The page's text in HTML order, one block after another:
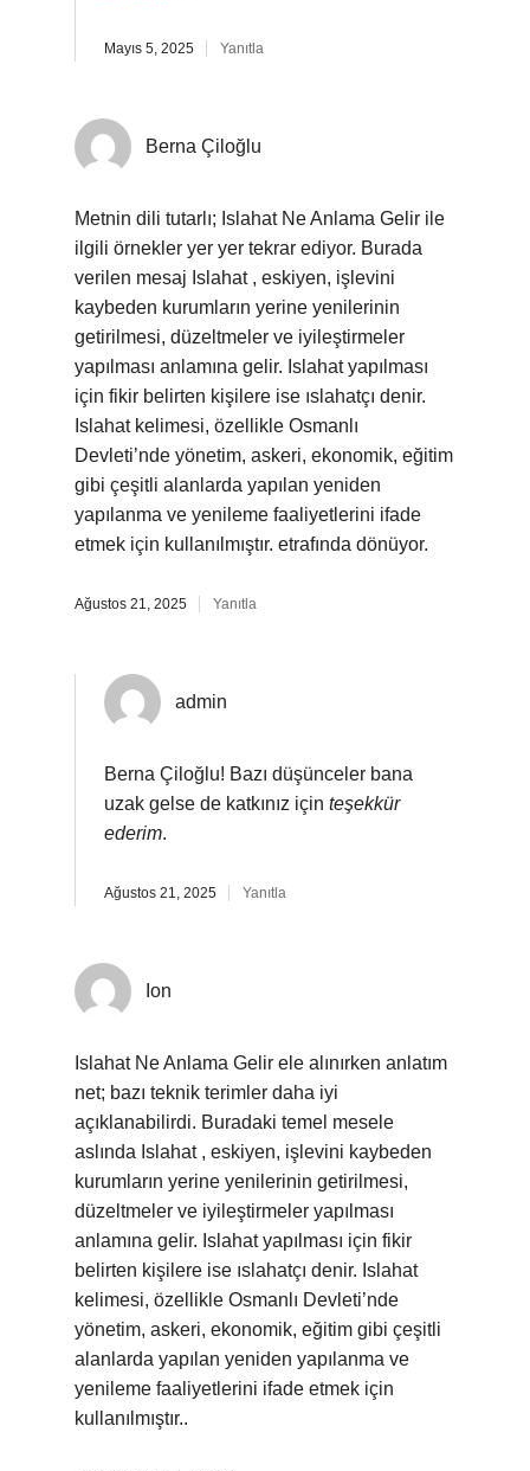
Mayıs 5, 2025 Yanıtla
Berna Çiloğlu
Metnin dili tutarlı; Islahat Ne Anlama Gelir ile
ilgili örnekler yer yer tekrar ediyor. Burada
verilen mesaj Islahat , eskiyen, işlevini
kaybeden kurumların yerine yenilerinin
getirilmesi, düzeltmeler ve iyileştirmeler
yapılması anlamına gelir. Islahat yapılması
için fikir belirten kişilere ise ıslahatçı denir.
Islahat kelimesi, özellikle Osmanlı
Devleti’nde yönetim, askeri, ekonomik, eğitim
gibi çeşitli alanlarda yapılan yeniden
yapılanma ve yenileme faaliyetlerini ifade
etmek için kullanılmıştır. etrafında dönüyor.
Ağustos 21, 2025 Yanıtla
admin
Berna Çiloğlu! Bazı düşünceler bana
uzak gelse de katkınız için teşekkür
ederim.
Ağustos 21, 2025 Yanıtla
Ion
Islahat Ne Anlama Gelir ele alınırken anlatım
net; bazı teknik terimler daha iyi
açıklanabilirdi. Buradaki temel mesele
aslında Islahat , eskiyen, işlevini kaybeden
kurumların yerine yenilerinin getirilmesi,
düzeltmeler ve iyileştirmeler yapılması
anlamına gelir. Islahat yapılması için fikir
belirten kişilere ise ıslahatçı denir. Islahat
kelimesi, özellikle Osmanlı Devleti’nde
yönetim, askeri, ekonomik, eğitim gibi çeşitli
alanlarda yapılan yeniden yapılanma ve
yenileme faaliyetlerini ifade etmek için
kullanılmıştır..